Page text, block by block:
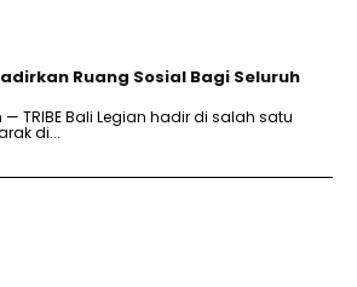
Ruang Sosial Bagi Seluruh
TRIBE Bali Legian hadir di salah satu
di...